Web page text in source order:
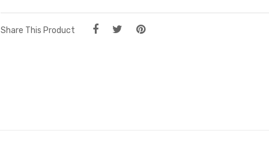
Share This Product